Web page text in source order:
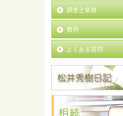
調査士業務
費用
よくある質問